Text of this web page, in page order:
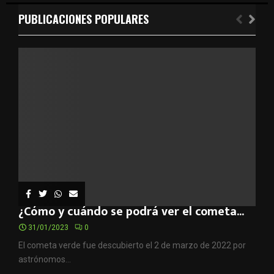
PUBLICACIONES POPULARES
¿Cómo y cuándo se podrá ver el cometa...
31/01/2023 0
El cometa verde fue descubierto el 2 de marzo de 2022 por
astrónomos...